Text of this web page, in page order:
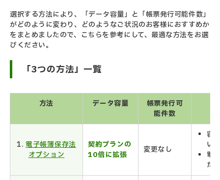
選択する方法により、「データ容量」と「帳票発行可能件数」
がどのように変わり、どのようなご状況のお客様におすすめか
をまとめましたので、こちらを参考にして、最適な方法をお選
びください。
「3つの方法」一覧
方法 データ容量
帳票発行可
能件数
1. 電子帳簿保存法
オプション
契約プランの
10倍に拡張
変更なし
容
い
電
た